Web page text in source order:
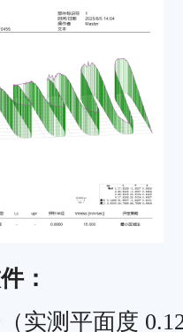
：
实测平面度